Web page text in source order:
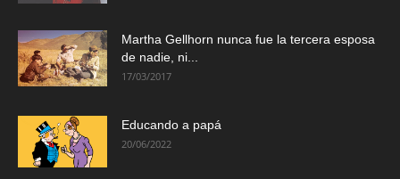
Martha Gellhorn nunca fue la tercera esposa
de nadie, ni...
17/03/2017
Educando a papá
20/06/2022